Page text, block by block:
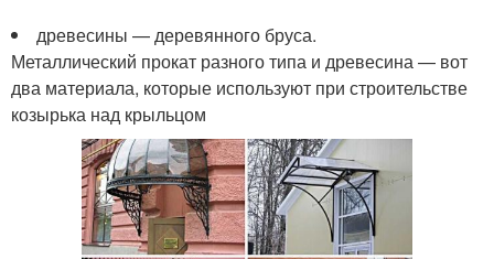
древесины — деревянного бруса.
Металлический прокат разного типа и древесина — вот
два материала, которые используют при строительстве
козырька над крыльцом